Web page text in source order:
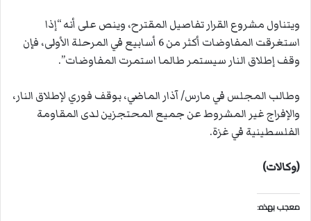
ويتناول مشروع القرار تفاصيل المقترح، وينص على أنه “إذا
استغرقت المفاوضات أكثر من 6 أسابيع في المرحلة الأولى، فإن
وقف إطلاق النار سيستمر طالما استمرت المفاوضات”.
وطالب المجلس في مارس/ آذار الماضي، بوقف فوري لإطلاق النار،
والإفراج غير المشروط عن جميع المحتجزين لدى المقاومة
الفلسطينية في غزة.
(وكالات)
معجب بهذه: